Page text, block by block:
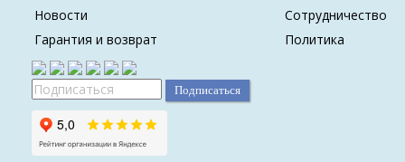
Новости
Гарантия и возврат
Сотрудничество
Политика